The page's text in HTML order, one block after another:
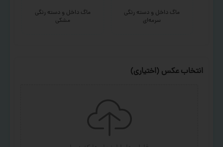
ماگ داخل و دسته رنگی
سرمه‌ای
ماگ داخل و دسته رنگی
مشکی
انتخاب عکس (اختیاری)